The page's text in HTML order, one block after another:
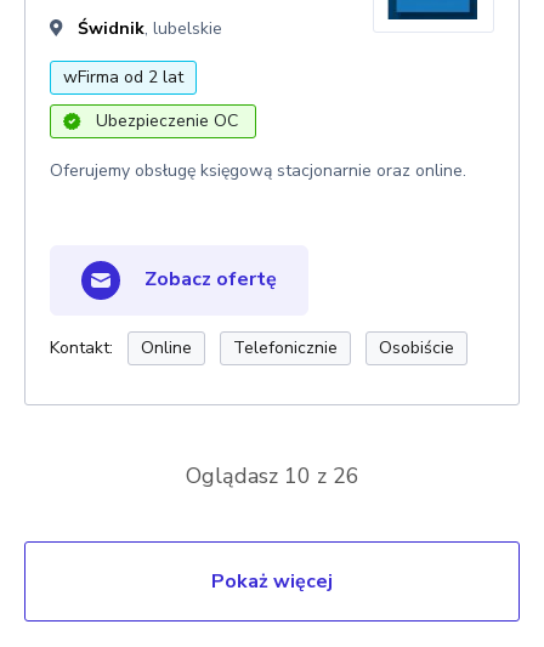
Świdnik, lubelskie
wFirma od 2 lat
Ubezpieczenie OC
Oferujemy obsługę księgową stacjonarnie oraz online.
Zobacz ofertę
Kontakt: Online Telefonicznie Osobiście
Oglądasz 10 z 26
Pokaż więcej